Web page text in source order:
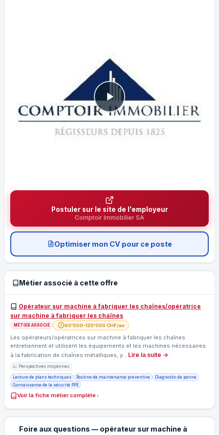
Postuler sur le site de l'employeur
Comptoir Immobilier SA
Optimiser mon CV pour ce poste
Métier associé à cette offre
Opérateur sur machine à fabriquer les chaînes/opératrice
sur machine à fabriquer les chaînes
MÉTIER ASSOCIÉ 60'000–120'000 CHF/an
Les opérateurs/opératrices sur machine à fabriquer les chaînes
entretiennent et utilisent les équipements et les machines nécessaires
à la fabrication de chaînes métalliques, y… Lire la suite →
📈 Perspectives moyennes
Lecture de plans techniques Routine de maintenance préventive
Diagnostic de panne
Connaissance de la sécurité PPE
Voir la fiche métier complète
Foire aux questions — opérateur sur machine à